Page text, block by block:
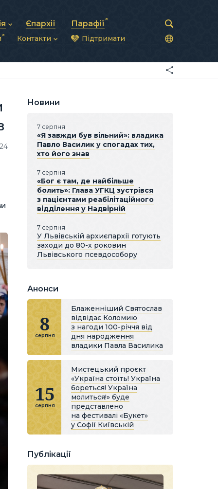
рада
та комунікації
Єпархії Парафії
Контакти
Синоди Єпископів
Патріарша курія
Підтримати
Новини
7 серпня
«Я завжди був вільний»: владика
Павло Василик у спогадах тих,
хто його знав
7 серпня
«Бог є там, де найбільше
болить»: Глава УГКЦ зустрівся
з пацієнтами реабілітаційного
відділення у Надвірній
7 серпня
У Львівській архиєпархії готують
заходи до 80-х роковин
Львівського псевдособору
Анонси
8
серпня
Блаженніший Святослав
відвідає Коломию
з нагоди 100-річчя від
дня народження
владики Павла Василика
15
серпня
Мистецький проєкт
«Україна стоїть! Україна
бореться! Україна
молиться!» буде
представлено
на фестивалі «Букет»
у Софії Київській
Публікації